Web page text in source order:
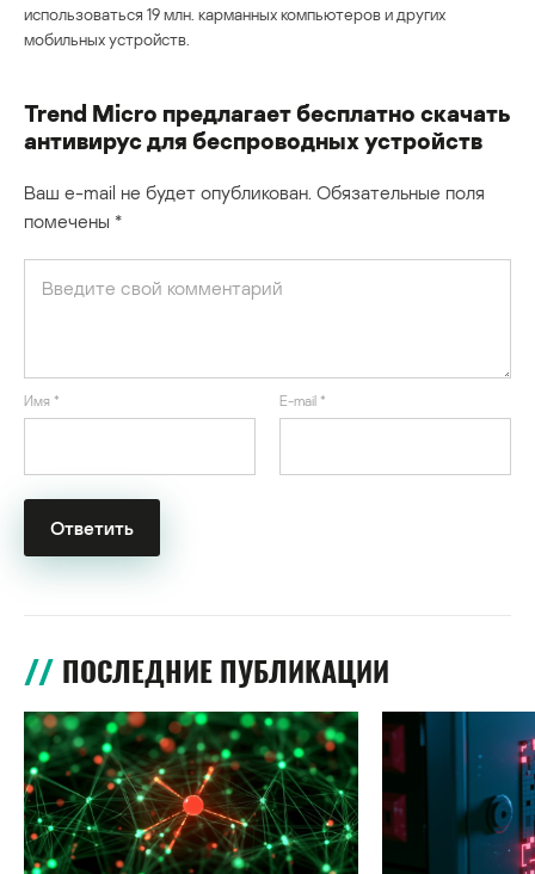
использоваться 19 млн. карманных компьютеров и других
мобильных устройств.
Trend Micro предлагает бесплатно скачать
антивирус для беспроводных устройств
Ваш e-mail не будет опубликован. Обязательные поля
помечены *
Имя * E-mail *
ПОСЛЕДНИЕ ПУБЛИКАЦИИ